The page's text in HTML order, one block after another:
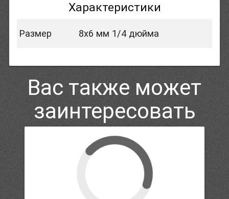
Характеристики
Размер 8x6 мм 1/4 дюйма
Вас также может
заинтересовать